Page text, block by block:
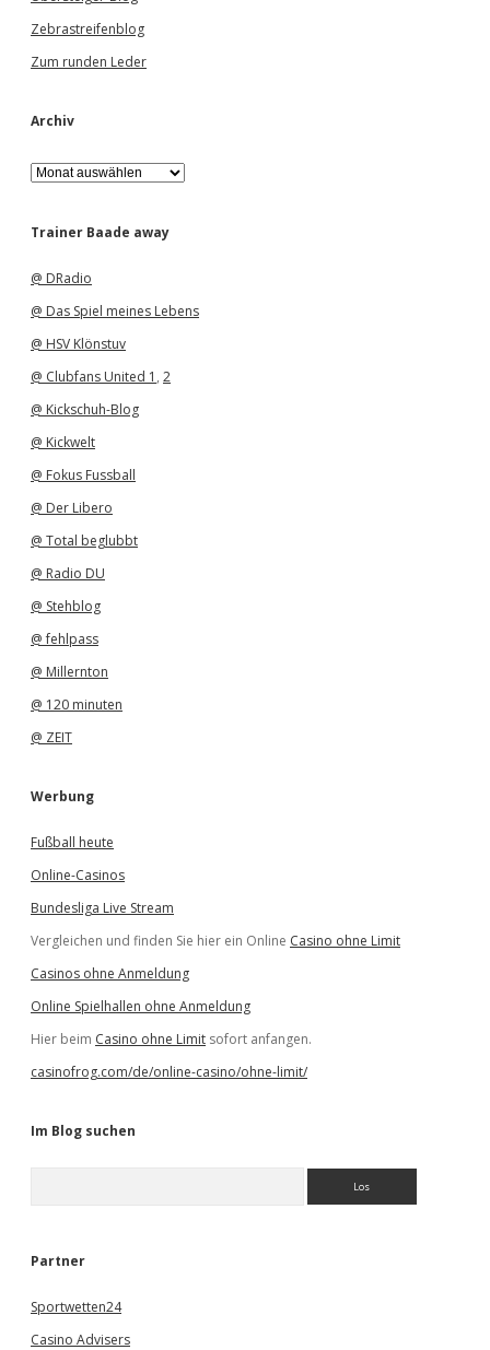
Zebrastreifenblog
Zum runden Leder
Archiv
A
r
h
Trainer Baade away
@ DRadio
@ Das Spiel meines Lebens
@ HSV Klönstuv
@ Clubfans United 1 , 2
@ Kickschuh-Blog
@ Kickwelt
@ Fokus Fussball
@ Der Libero
@ Total beglubbt
@ Radio DU
@ Stehblog
@ fehlpass
@ Millernton
@ 120 minuten
@ ZEIT
Werbung
Fußball heute
Online-Casinos
Bundesliga Live Stream
Vergleichen und finden Sie hier ein Online Casino ohne Limit
Casinos ohne Anmeldung
Online Spielhallen ohne Anmeldung
Hier beim Casino ohne Limit sofort anfangen.
casinofrog.com/de/online-casino/ohne-limit/
Im Blog suchen
e
Partner
Sportwetten24
Casino Advisers